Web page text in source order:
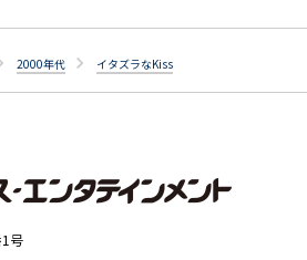
2000年代 イタズラなKiss
号